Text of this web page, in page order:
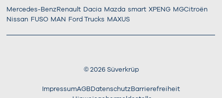
Mercedes-Benz Renault Dacia Mazda smart XPENG MGCitroën
Nissan FUSO MAN Ford Trucks MAXUS
© 2026Süverkrüp
ImpressumAGB Datenschutz Barrierefreiheit